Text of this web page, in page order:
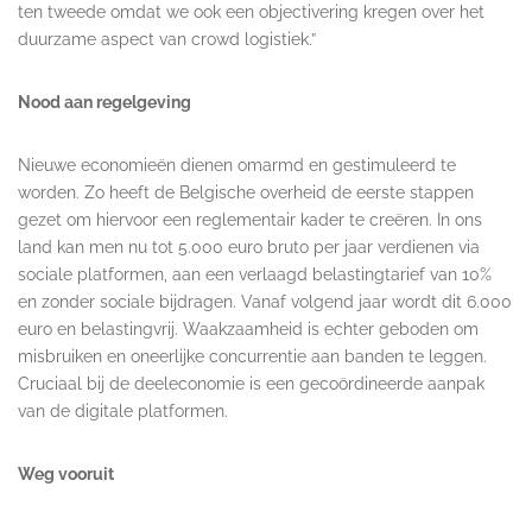
ten tweede omdat we ook een objectivering kregen over het
duurzame aspect van crowd logistiek.”
Nood aan regelgeving
Nieuwe economieën dienen omarmd en gestimuleerd te
worden. Zo heeft de Belgische overheid de eerste stappen
gezet om hiervoor een reglementair kader te creëren. In ons
land kan men nu tot 5.000 euro bruto per jaar verdienen via
sociale platformen, aan een verlaagd belastingtarief van 10%
en zonder sociale bijdragen. Vanaf volgend jaar wordt dit 6.000
euro en belastingvrij. Waakzaamheid is echter geboden om
misbruiken en oneerlijke concurrentie aan banden te leggen.
Cruciaal bij de deeleconomie is een gecoördineerde aanpak
van de digitale platformen.
Weg vooruit